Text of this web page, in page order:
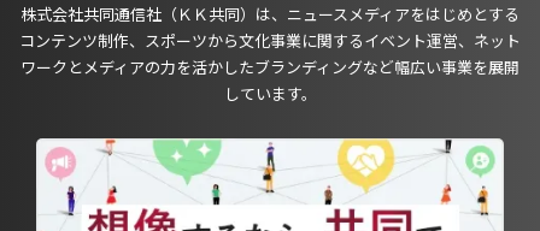
株式会社共同通信社（ＫＫ共同）は、ニュースメディアをはじめとする
コンテンツ制作、スポーツから文化事業に関するイベント運営、ネット
ワークとメディアの力を活かしたブランディングなど幅広い事業を展開
しています。